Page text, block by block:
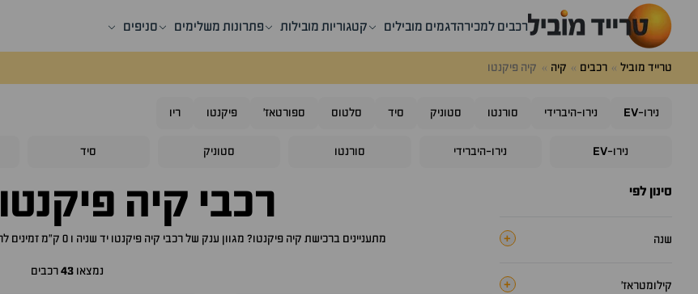
רכבים למכירהדגמים מובילים קטגוריות מובילות פתרונות משלימים סניפים
טרייד מוביל רכבים קיה קיה פיקנטו
נירו-EV נירו-היברידי סורנטו סטוניק סיד סלטוס ספורטאז' פיקנטו ריו
נירו-EV נירו-היברידי סורנטו סטוניק סיד
סינון לפי
שנה +
קילומטראז׳ +
רכבי קיה פיקנטו
מתעניינים ברכישת קיה פיקנטו? מגוון ענק של רכבי קיה פיקנטו יד שניה ו 0 ק"מ זמינים לרכישה באתר, לכם רק נותר לבחור את ה
נמצאו 43רכבים